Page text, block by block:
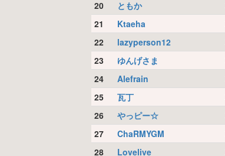
20 ともか
21 Ktaeha
22 lazyperson12
23 ゆんげさま
24 Alefrain
25 瓦丁
26 やっピー☆
27 ChaRMYGM
28 Lovelive